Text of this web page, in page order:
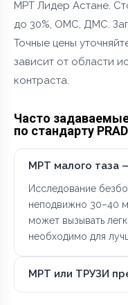
МРТ Лидер Астане.
до 30%, ОМС, ДМС.
Точные цены
зависит от области
контраста.
Часто
по стандарту
МРТ малого таза
Исследование
неподвижно 30–40
может вызывать
необходимо для
МРТ или ТРУЗИ